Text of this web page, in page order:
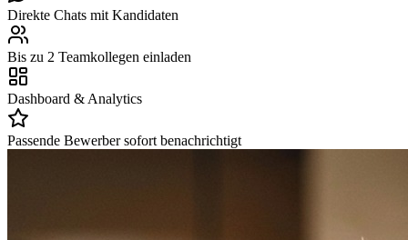
Direkte Chats mit Kandidaten
Bis zu 2 Teamkollegen einladen
Dashboard & Analytics
Passende Bewerber sofort benachrichtigt